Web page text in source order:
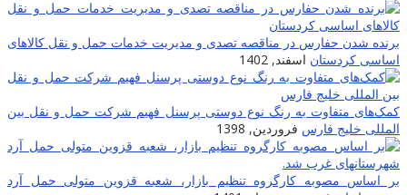
برنده شدن حفارس در مناقصه تصدی و مدیریت خدمات حمل و نقل کالاهای
اساسی کردستان اسفند, 1402
کمک‌های متفاوت به رنگ نوع دوستی پرسنل فهیم شرکت حمل و نقل بین
المللی خلیج فارس فروردین, 1398
بر اساس مصوبه کارگروه تنظیم بازار، شعبه قزوین متولی حمل آرد